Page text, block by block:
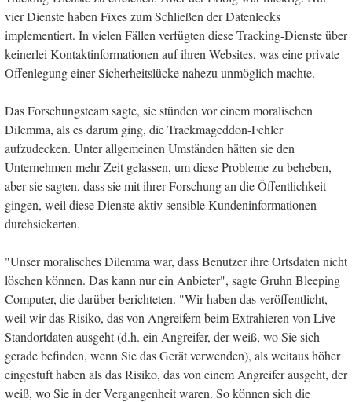
vier Dienste haben Fixes zum Schließen der Datenlecks
implementiert. In vielen Fällen verfügten diese Tracking-Dienste über
keinerlei Kontaktinformationen auf ihren Websites, was eine private
Offenlegung einer Sicherheitslücke nahezu unmöglich machte.
Das Forschungsteam sagte, sie stünden vor einem moralischen
Dilemma, als es darum ging, die Trackmageddon-Fehler
aufzudecken. Unter allgemeinen Umständen hätten sie den
Unternehmen mehr Zeit gelassen, um diese Probleme zu beheben,
aber sie sagten, dass sie mit ihrer Forschung an die Öffentlichkeit
gingen, weil diese Dienste aktiv sensible Kundeninformationen
durchsickerten.
"Unser moralisches Dilemma war, dass Benutzer ihre Ortsdaten nicht
löschen können. Das kann nur ein Anbieter", sagte Gruhn Bleeping
Computer, die darüber berichteten. "Wir haben das veröffentlicht,
weil wir das Risiko, das von Angreifern beim Extrahieren von Live-
Standortdaten ausgeht (d.h. ein Angreifer, der weiß, wo Sie sich
gerade befinden, wenn Sie das Gerät verwenden), als weitaus höher
eingestuft haben als das Risiko, das von einem Angreifer ausgeht, der
weiß, wo Sie in der Vergangenheit waren. So können sich die